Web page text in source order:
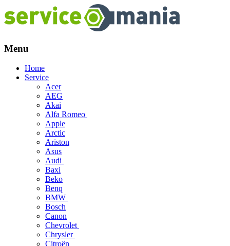
Menu
Skip
Home
Service
Acer
AEG
Akai
Alfa Romeo
Apple
Arctic
Ariston
Asus
Audi
Baxi
Beko
Benq
BMW
Bosch
Canon
Chevrolet
Chrysler
Citroën